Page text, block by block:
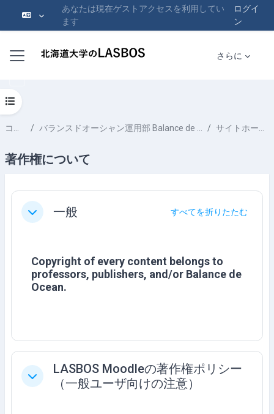
あなたは現在ゲストアクセスを利用してい
ます
ログイ
ン
サイドパネル さらに
コース バランスドオーシャン運用部 Balance de Ocean Team サイトホーム掲載
著作権について
コースインデックスを開く
セクションアウトライン
折りたたむ
一般 すべてを折りたたむ
Copyright of every content belongs to
professors, publishers, and/or Balance de
Ocean.
折りたたむ
LASBOS Moodleの著作権ポリシー
（一般ユーザ向けの注意）